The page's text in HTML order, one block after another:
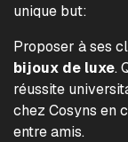
unique but:
Proposer à ses
bijoux de luxe.
réussite
chez Cosyns en
entre amis.